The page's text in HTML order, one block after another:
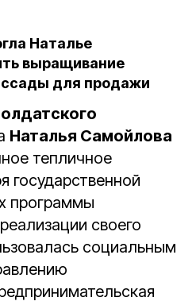
Наталье
выращивание
для продажи
Наталья Самойлова
тепличное
государственной
программы
своего
социальным